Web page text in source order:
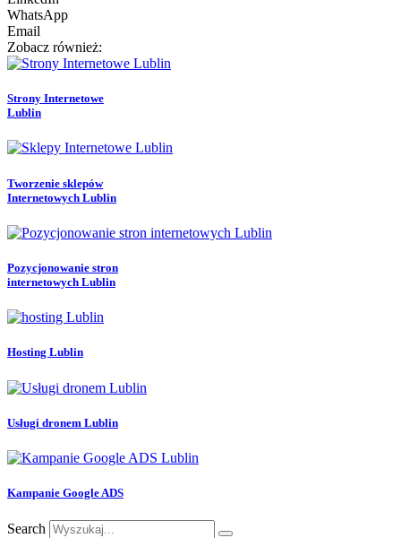
WhatsApp
Email
Zobacz również:
Strony Internetowe
Lublin
Tworzenie sklepów
Internetowych Lublin
Pozycjonowanie stron
internetowych Lublin
Hosting Lublin
Usługi dronem Lublin
Kampanie Google ADS
Search